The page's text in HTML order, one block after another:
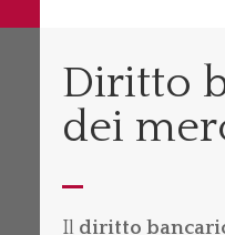
Diritto
dei
Il diritto